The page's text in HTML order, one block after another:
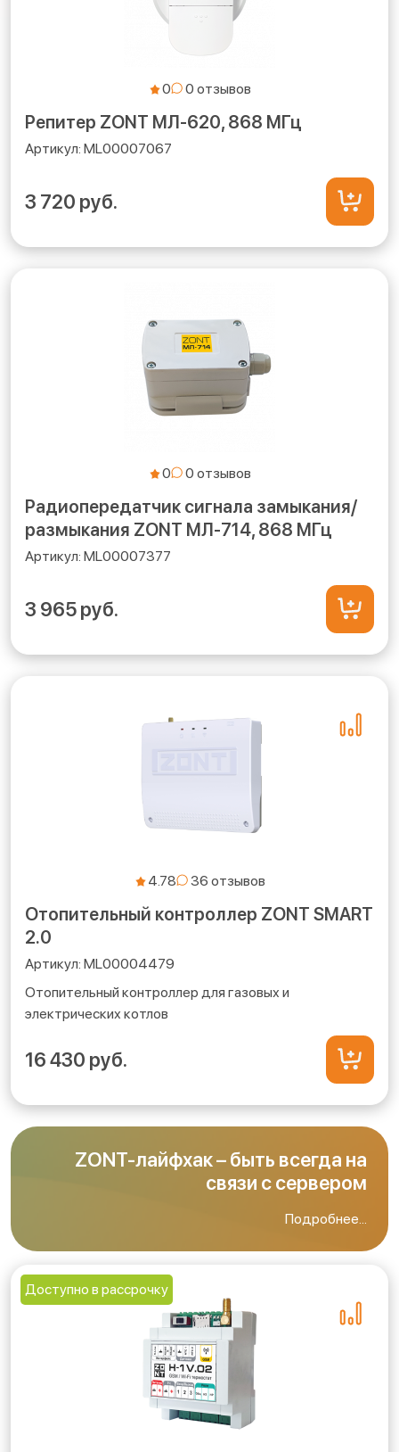
0
Репитер ZONT МЛ-620, 868 МГц
ML00007067
3 720 руб.
0
Радиопередатчик сигнала замыкания/
размыкания ZONT МЛ-714, 868 МГц
ML00007377
3 965 руб.
4.78
Отопительный контроллер ZONT SMART
2.0
ML00004479
Отопительный контроллер для газовых и
электрических котлов
16 430 руб.
ZONT-лайфхак – быть всегда на
связи с сервером
Подробнее...
Доступно в рассрочку